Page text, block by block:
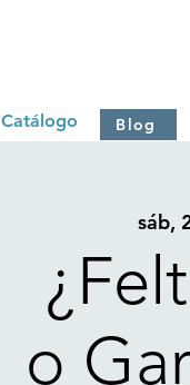
Catálogo Blog
sáb,
o